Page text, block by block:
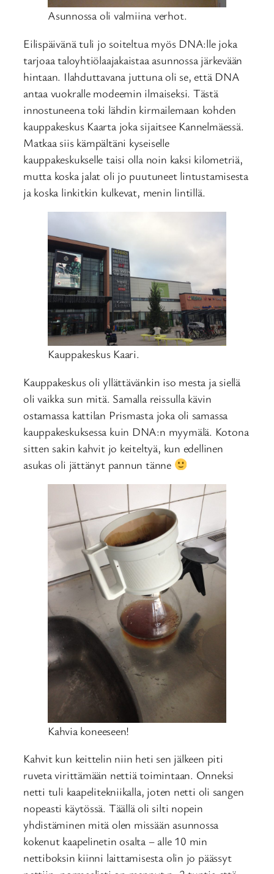
Asunnossa oli valmiina verhot.
Eilispäivänä tuli jo soiteltua myös DNA:lle joka
tarjoaa taloyhtiölaajakaistaa asunnossa järkevään
hintaan. Ilahduttavana juttuna oli se, että DNA
antaa vuokralle modeemin ilmaiseksi. Tästä
innostuneena toki lähdin kirmailemaan kohden
kauppakeskus Kaarta joka sijaitsee Kannelmäessä.
Matkaa siis kämpältäni kyseiselle
kauppakeskukselle taisi olla noin kaksi kilometriä,
mutta koska jalat oli jo puutuneet lintustamisesta
ja koska linkitkin kulkevat, menin lintillä.
Kauppakeskus Kaari.
Kauppakeskus oli yllättävänkin iso mesta ja siellä
oli vaikka sun mitä. Samalla reissulla kävin
ostamassa kattilan Prismasta joka oli samassa
kauppakeskuksessa kuin DNA:n myymälä. Kotona
sitten sakin kahvit jo keiteltyä, kun edellinen
asukas oli jättänyt pannun tänne
Kahvia koneeseen!
Kahvit kun keittelin niin heti sen jälkeen piti
ruveta virittämään nettiä toimintaan. Onneksi
netti tuli kaapelitekniikalla, joten netti oli sangen
nopeasti käytössä. Täällä oli silti nopein
yhdistäminen mitä olen missään asunnossa
kokenut kaapelinetin osalta – alle 10 min
nettiboksin kiinni laittamisesta olin jo päässyt